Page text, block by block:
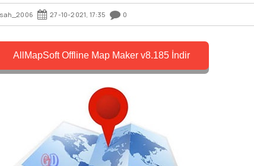
27-10-2021, 17:35 0
AllMapSoft Offline Map Maker v8.185 İndir